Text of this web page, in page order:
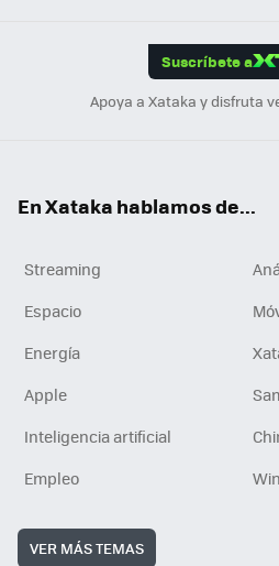
Suscríbete a
Apoya a Xataka y disfruta
En Xataka hablamos de...
Streaming
Espacio
Energía
Apple
Inteligencia artificial
Empleo
VER MÁS TEMAS